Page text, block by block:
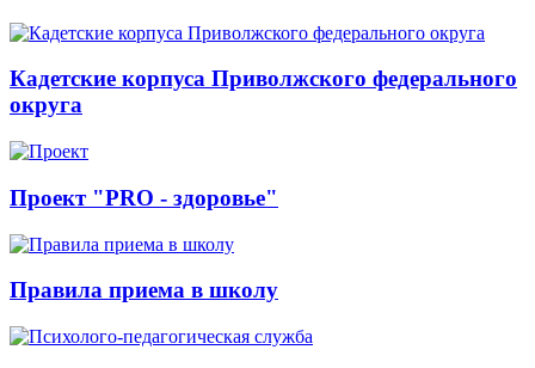
Кадетские корпуса Приволжского федерального
округа
Проект "PRO - здоровье"
Правила приема в школу